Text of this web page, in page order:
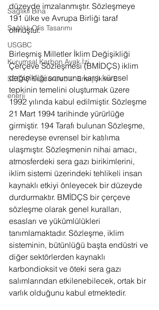
Sağlıklı Bina
Sağlıklı Ofis Tasarımı
USGBC
Kurumsal Karbon Ayak İzi
SECAP Sürdürülebilir Enerji İklim E
enerji
düzeyde imzalanmıştır. Sözleşmeye
191 ülke ve Avrupa Birliği taraf
olmuştur.
Birleşmiş Milletler İklim Değişikliği
Çerçeve Sözleşmesi (BMİDÇS) iklim
değişikliği sorununa karşı küresel
tepkinin temelini oluşturmak üzere
1992 yılında kabul edilmiştir. Sözleşme
21 Mart 1994 tarihinde yürürlüğe
girmiştir. 194 Tarafı bulunan Sözleşme,
neredeyse evrensel bir katılıma
ulaşmıştır. Sözleşmenin nihai amacı,
atmosferdeki sera gazı birikimlerini,
iklim sistemi üzerindeki tehlikeli insan
kaynaklı etkiyi önleyecek bir düzeyde
durdurmaktır. BMİDÇS bir çerçeve
sözleşme olarak genel kuralları,
esasları ve yükümlülükleri
tanımlamaktadır. Sözleşme, iklim
sisteminin, bütünlüğü başta endüstri ve
diğer sektörlerden kaynaklı
karbondioksit ve öteki sera gazı
salımlarından etkilenebilecek, ortak bir
varlık olduğunu kabul etmektedir.